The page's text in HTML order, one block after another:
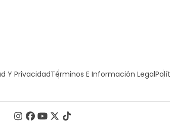
Y PrivacidadTérminos E Información Legal